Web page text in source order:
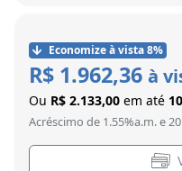
Economize à vista 8%
R$ 1.962,36 à
Ou R$ 2.133,00 em até
Acréscimo de 1.55%a.m. e